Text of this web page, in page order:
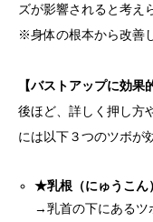
ズが影響されると考え
※身体の根本から改善
【バストアップに効果
後ほど、詳しく押し方
には以下３つのツボが
★乳根（にゅうこん
→乳首の下にあるツ